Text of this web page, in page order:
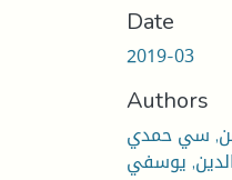
Date
2019-03
Authors
سي حمدي
يوسفي